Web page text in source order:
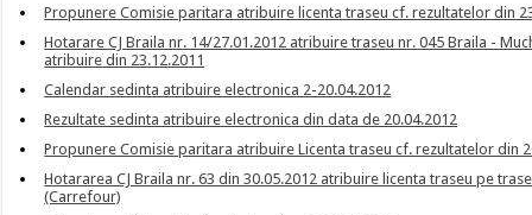
Propunere Comisie paritara atribuire licenta traseu cf. rezultatelor din
Hotarare CJ Braila nr. 14/27.01.2012 atribuire traseu nr. 045 Braila -
atribuire din 23.12.2011
Calendar sedinta atribuire electronica 2-20.04.2012
Rezultate sedinta atribuire electronica din data de 20.04.2012
Propunere Comisie paritara atribuire Licenta traseu cf. rezultatelor din
Hotararea CJ Braila nr. 63 din 30.05.2012 atribuire licenta traseu pe
(Carrefour)